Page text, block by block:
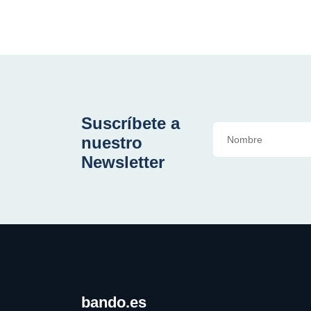
Suscríbete a
nuestro
Newsletter
bando.es